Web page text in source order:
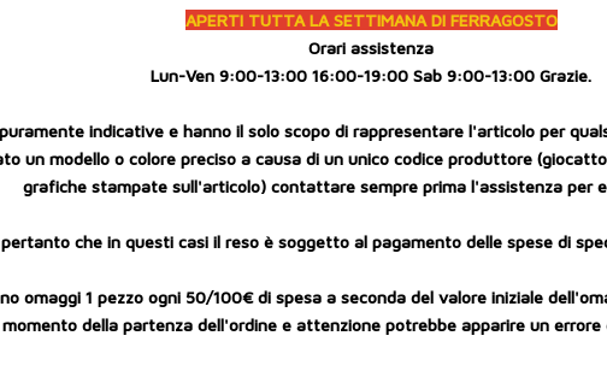
APERTI TUTTA LA SETTIMANA DI FERRAGOSTO
Orari assistenza
Lun-Ven 9:00-13:00 16:00-19:00 Sab 9:00-13:00 Grazie.
indicative e hanno il solo scopo di rappresentare l'articolo per
un modello o colore preciso a causa di un unico codice produttore
grafiche stampate sull'articolo) contattare sempre prima l'assistenza per
che in questi casi il reso è soggetto al pagamento delle spese di
omaggi 1 pezzo ogni 50/100€ di spesa a seconda del valore iniziale
della partenza dell'ordine e attenzione potrebbe apparire un